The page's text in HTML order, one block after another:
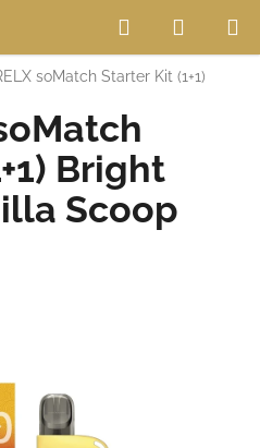
Hledat
KOŠÍK
soMatch Starter Kit (1+1)
Bright
Scoop